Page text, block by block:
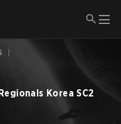
Korea SC2